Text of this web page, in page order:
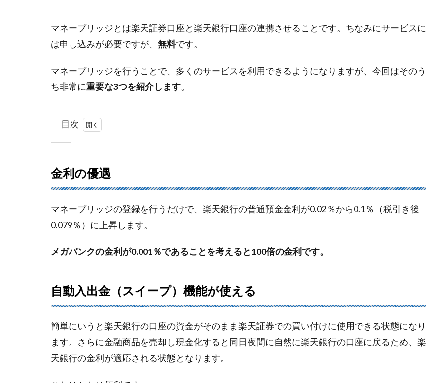
マネーブリッジとは楽天証券口座と楽天銀行口座の連携させることです。ちなみにサービスに
は申し込みが必要ですが、 無料です。
マネーブリッジを行うことで、多くのサービスを利用できるようになりますが、今回はそのう
ち非常に重要な3つを紹介します。
目次
の
優
2
自動
金
プ）
機能
が使
える
3
ッ
金利の優遇
マネーブリッジの登録を行うだけで、楽天銀行の普通預金金利が0.02％から0.1％（税引き後
0.079％）に上昇します。
メガバンクの金利が0.001％であることを考えると100倍の金利です。
自動入出金（スイープ）機能が使える
簡単にいうと楽天銀行の口座の資金がそのまま楽天証券での買い付けに使用できる状態になり
ます。さらに金融商品を売却し現金化すると同日夜間に自然に楽天銀行の口座に戻るため、楽
天銀行の金利が適応される状態となります。